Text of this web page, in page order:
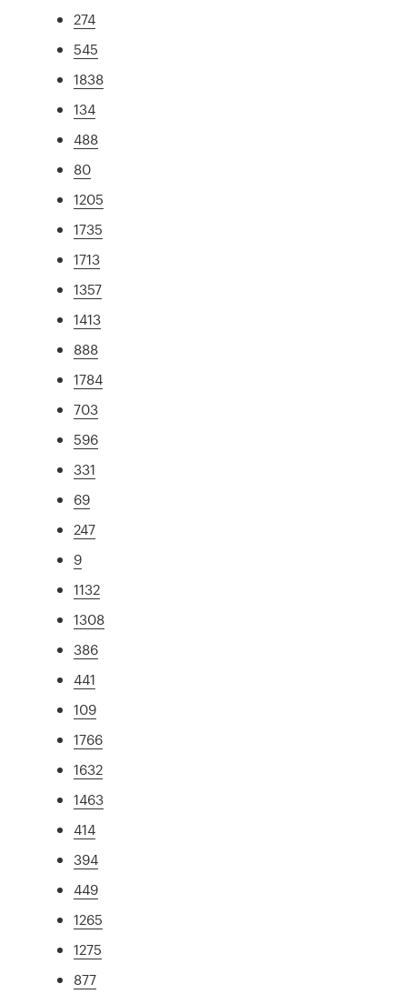
274
545
1838
134
488
80
1205
1735
1713
1357
1413
888
1784
703
596
331
69
247
9
1132
1308
386
441
109
1766
1632
1463
414
394
449
1265
1275
877